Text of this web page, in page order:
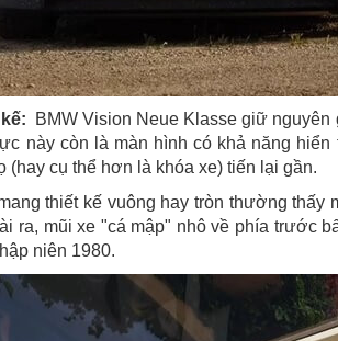
BMW Vision Neue Klasse giữ nguyên
này còn là màn hình có khả năng
(hay cụ thể hơn là khóa xe) tiến lại gần.
thiết kế vuông hay tròn thường thấy
ra, mũi xe "cá mập" nhô về phía trước
niên 1980.